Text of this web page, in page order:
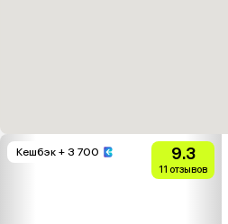
Кешбэк + 3 700 9.3
11 отзывов